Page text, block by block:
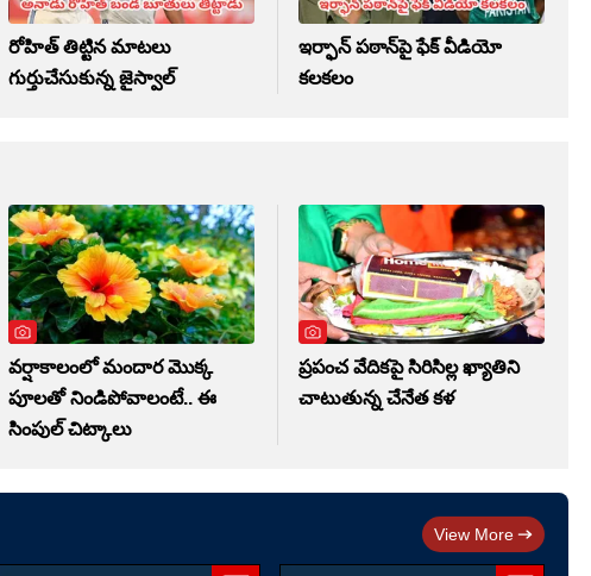
రోహిత్ తిట్టిన మాటలు
గుర్తుచేసుకున్న జైస్వాల్
ఇర్ఫాన్ పఠాన్‌పై ఫేక్ వీడియో
కలకలం
వర్షాకాలంలో మందార మొక్క
పూలతో నిండిపోవాలంటే.. ఈ
సింపుల్ చిట్కాలు
ప్రపంచ వేదికపై సిరిసిల్ల ఖ్యాతిని
చాటుతున్న చేనేత కళ
View More